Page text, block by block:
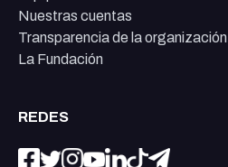
Nuestras cuentas
Transparencia de la organización
La Fundación
REDES